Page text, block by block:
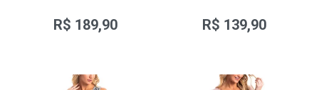
R$ 189,90 R$ 139,90